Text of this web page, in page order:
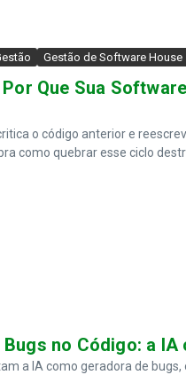
Gestão de Software House
Que Sua
o código anterior e
como quebrar esse ciclo
Bugs no Código: a
a IA como geradora de